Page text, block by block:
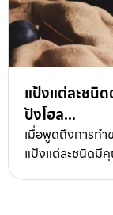
แป้งแต่ละชนิ
ปังโฮล...
เมื่อพูดถึงการทำ
แป้งแต่ละชนิดมี